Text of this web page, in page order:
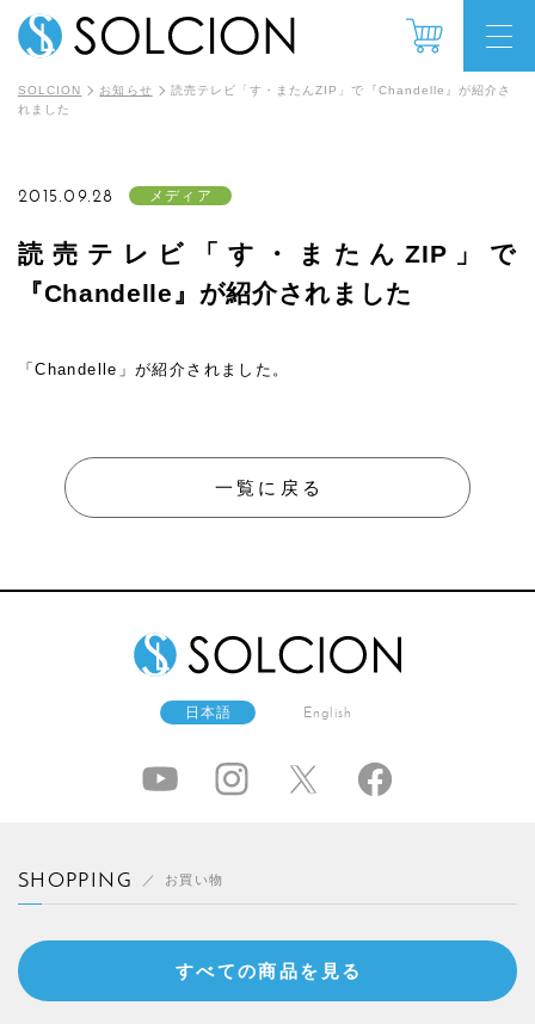
SOLCION お知らせ
読売テレビ「す・またんZIP」で『Chandelle』が紹介さ
れました
読売テレビ「す・またんZIP」で
『Chandelle』が紹介されました
2015.09.28 メディア
「Chandelle」が紹介されました。
一覧に戻る
日本語 English
SHOPPING お買い物
すべての商品を見る